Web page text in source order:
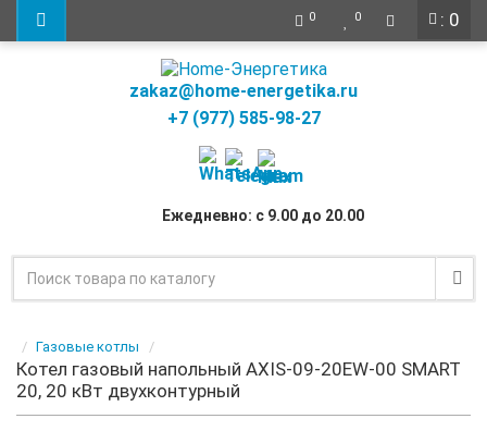
: 0
0 0
zakaz@home-energetika.ru
+7 (977) 585-98-27
Ежедневно: с 9.00 до 20.00
Газовые котлы
Котел газовый напольный AXIS-09-20EW-00 SMART
20, 20 кВт двухконтурный